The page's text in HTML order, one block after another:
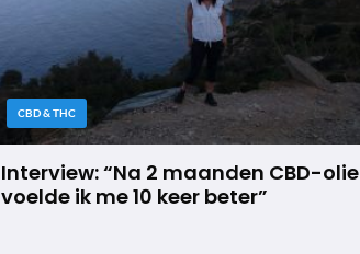
CBD & THC
Interview: “Na 2 maanden CBD-olie
voelde ik me 10 keer beter”